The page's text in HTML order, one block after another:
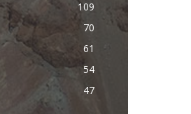
109
70
61
54
47